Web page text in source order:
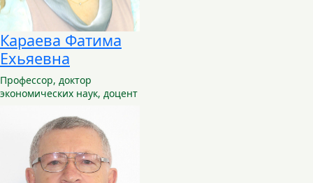
Караева Фатима
Ехьяевна
Профессор, доктор
экономических наук, доцент